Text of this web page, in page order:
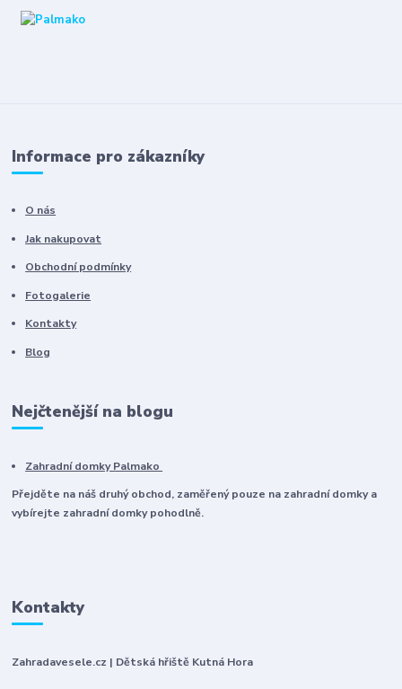
Informace pro zákazníky
O nás
Jak nakupovat
Obchodní podmínky
Fotogalerie
Kontakty
Blog
Nejčtenější na blogu
Zahradní domky Palmako
Přejděte na náš druhý obchod, zaměřený pouze na zahradní domky a
vybírejte zahradní domky pohodlně.
Kontakty
Zahradavesele.cz | Dětská hřiště Kutná Hora